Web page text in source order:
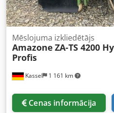
Kassel 1 161 km
Mēslojuma izkliedētājs
Amazone ZA-TS 4200
Profis
Cenas informācija